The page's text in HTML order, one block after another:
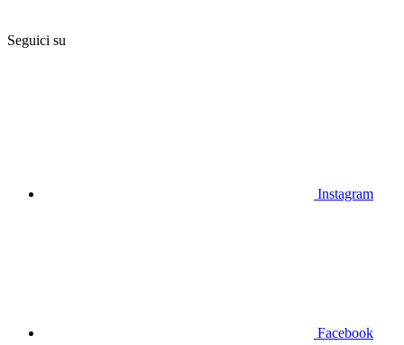
Seguici su
Instagram
Facebook